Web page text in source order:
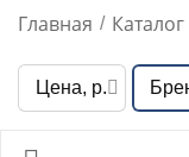
Главная / Каталог
Цена, р.